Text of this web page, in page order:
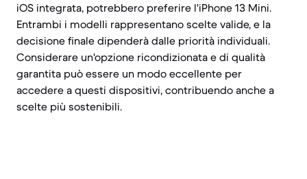
iOS integrata, potrebbero preferire l'iPhone 13 Mini.
Entrambi i modelli rappresentano scelte valide, e la
decisione finale dipenderà dalle priorità individuali.
Considerare un'opzione ricondizionata e di qualità
garantita può essere un modo eccellente per
accedere a questi dispositivi, contribuendo anche a
scelte più sostenibili.